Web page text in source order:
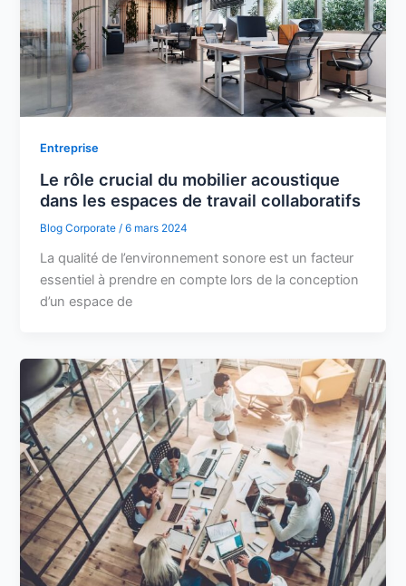
Entreprise
Le rôle crucial du mobilier acoustique
dans les espaces de travail collaboratifs
Blog Corporate/6 mars 2024
La qualité de l’environnement sonore est un facteur
essentiel à prendre en compte lors de la conception
d’un espace de